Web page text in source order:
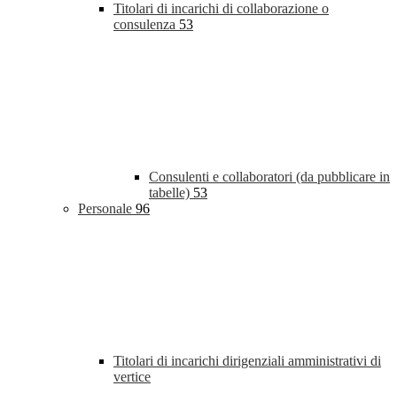
Titolari di incarichi di collaborazione o
consulenza 53
Consulenti e collaboratori (da pubblicare in
tabelle) 53
Personale 96
Titolari di incarichi dirigenziali amministrativi di
vertice